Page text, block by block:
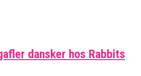
dansker hos Rabbits